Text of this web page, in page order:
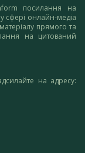
посилання на
у сфері онлайн-медіа
прямого та
на цитований
на адресу: